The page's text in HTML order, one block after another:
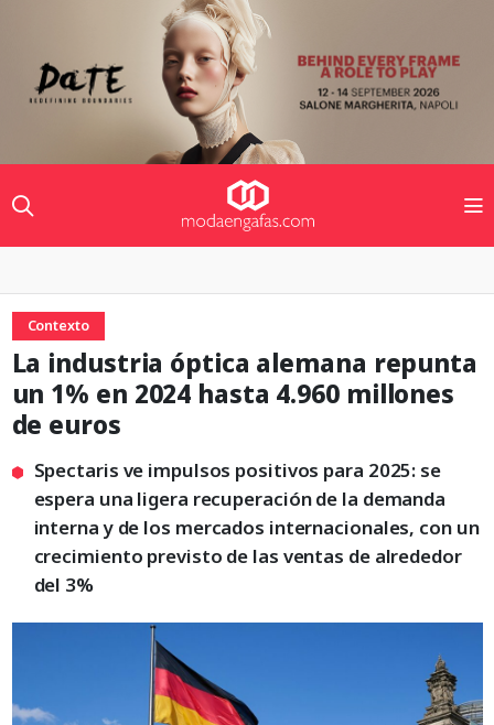
Contexto
La industria óptica alemana repunta
un 1% en 2024 hasta 4.960 millones
de euros
Spectaris ve impulsos positivos para 2025: se
espera una ligera recuperación de la demanda
interna y de los mercados internacionales, con un
crecimiento previsto de las ventas de alrededor
del 3%